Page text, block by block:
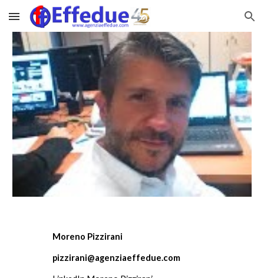
Skip to main content Skip to navigation
Moreno Pizzirani
pizzirani@agenziaeffedue.com